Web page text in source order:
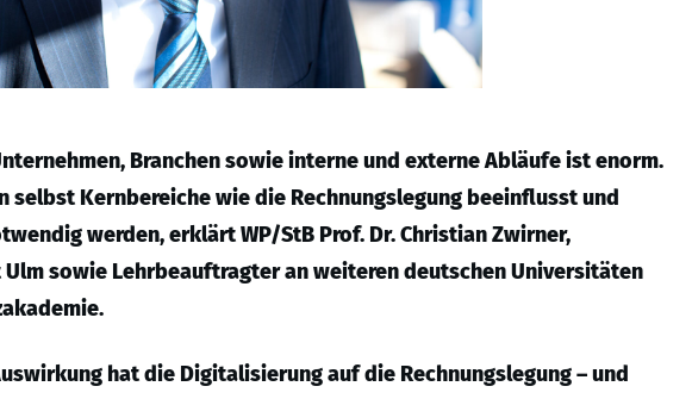
Branchen sowie interne und externe Abläufe ist enorm.
Kernbereiche wie die Rechnungslegung beeinflusst und
werden, erklärt WP/StB Prof. Dr. Christian Zwirner,
sowie Lehrbeauftragter an weiteren deutschen Universitäten
hat die Digitalisierung auf die Rechnungslegung – und